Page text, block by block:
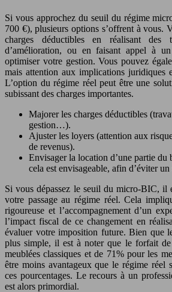
Si vous approchez du seuil du régime
700 €), plusieurs options s’offrent à vous.
charges déductibles en réalisant des
d’amélioration, ou en faisant appel à
optimiser votre gestion. Vous pouvez
mais attention aux implications juridiques
L’option du régime réel peut être une
subissant des charges importantes.
Majorer les charges déductibles
gestion…).
Ajuster les loyers (attention aux
de revenus).
Envisager la location d’une partie du
cela est envisageable, afin d’éviter
Si vous dépassez le seuil du micro-BIC, il
votre passage au régime réel. Cela
rigoureuse et l’accompagnement d’un
l’impact fiscal de ce changement en
évaluer votre imposition future. Bien que
plus simple, il est à noter que le forfait
meublées classiques et de 71% pour les
être moins avantageux que le régime réel
ces pourcentages. Le recours à un
est alors primordial.